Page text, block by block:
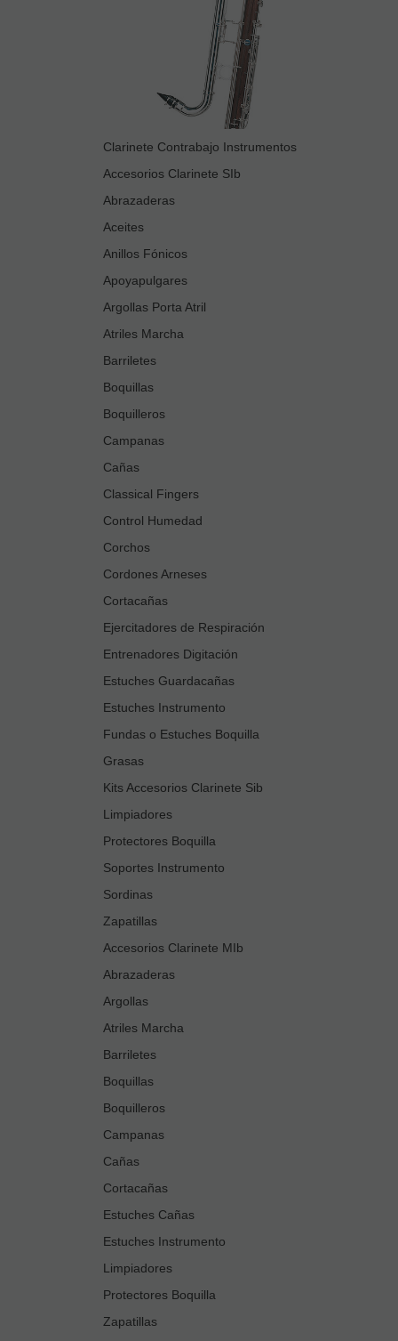
Clarinete Contrabajo Instrumentos
Accesorios Clarinete SIb
Abrazaderas
Aceites
Anillos Fónicos
Apoyapulgares
Argollas Porta Atril
Atriles Marcha
Barriletes
Boquillas
Boquilleros
Campanas
Cañas
Classical Fingers
Control Humedad
Corchos
Cordones Arneses
Cortacañas
Ejercitadores de Respiración
Entrenadores Digitación
Estuches Guardacañas
Estuches Instrumento
Fundas o Estuches Boquilla
Grasas
Kits Accesorios Clarinete Sib
Limpiadores
Protectores Boquilla
Soportes Instrumento
Sordinas
Zapatillas
Accesorios Clarinete MIb
Abrazaderas
Argollas
Atriles Marcha
Barriletes
Boquillas
Boquilleros
Campanas
Cañas
Cortacañas
Estuches Cañas
Estuches Instrumento
Limpiadores
Protectores Boquilla
Zapatillas